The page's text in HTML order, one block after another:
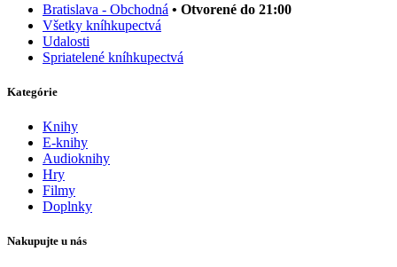
Bratislava - Obchodná • Otvorené do 21:00
Všetky kníhkupectvá
Udalosti
Spriatelené kníhkupectvá
Kategórie
Knihy
E-knihy
Audioknihy
Hry
Filmy
Doplnky
Nakupujte u nás